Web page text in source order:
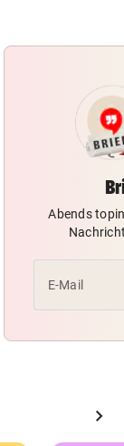
Abends
E-Mail
chevron_right